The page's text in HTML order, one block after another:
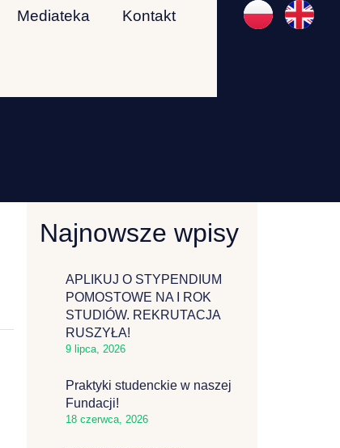
Mediateka Kontakt
Najnowsze wpisy
APLIKUJ O STYPENDIUM
POMOSTOWE NA I ROK
STUDIÓW. REKRUTACJA
RUSZYŁA!
9 lipca, 2026
Praktyki studenckie w naszej
Fundacji!
18 czerwca, 2026